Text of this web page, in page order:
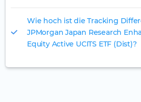
Wie hoch ist die Tracking
JPMorgan Japan Research
Equity Active UCITS ETF (Dist)?